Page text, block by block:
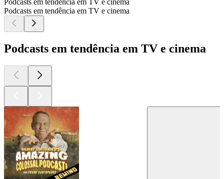
Podcasts em tendência em TV e cinema
Podcasts em tendência em TV e cinema
Podcasts em tendência em TV e cinema